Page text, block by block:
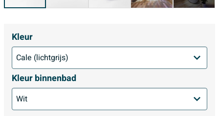
Kleur
Kleur binnenbad